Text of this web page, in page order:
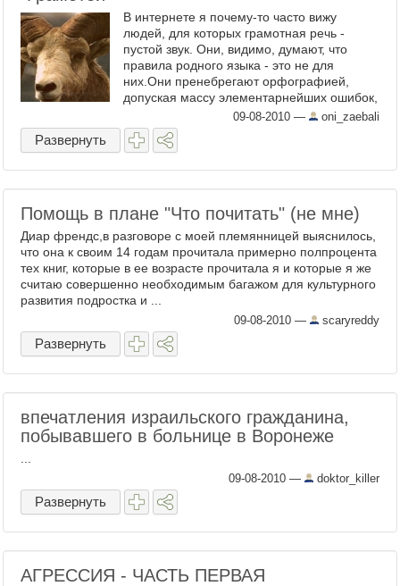
В интернете я почему-то часто вижу
людей, для которых грамотная речь -
пустой звук. Они, видимо, думают, что
правила родного языка - это не для
них.Они пренебрегают орфографией,
допуская массу элементарнейших ошибок,
ставят лишние запятые, не ...
09-08-2010 — oni_zaebali
Развернуть
Помощь в плане "Что почитать" (не мне)
Диар френдс,в разговоре с моей племянницей выяснилось,
что она к своим 14 годам прочитала примерно полпроцента
тех книг, которые в ее возрасте прочитала я и которые я же
считаю совершенно необходимым багажом для культурного
развития подростка и ...
09-08-2010 — scaryreddy
Развернуть
впечатления израильского гражданина,
побывавшего в больнице в Воронеже
09-08-2010 — doktor_killer
Развернуть
АГРЕССИЯ - ЧАСТЬ ПЕРВАЯ